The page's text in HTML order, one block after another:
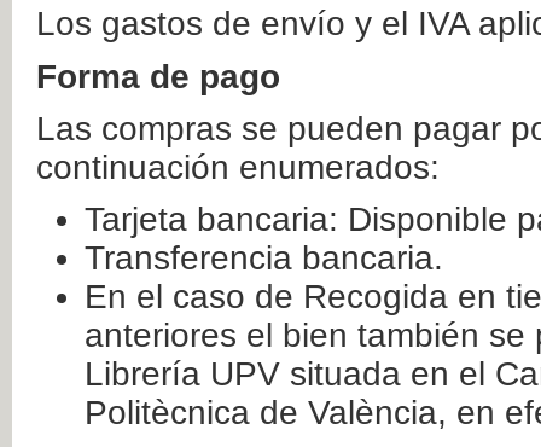
Los gastos de envío y el IVA
Forma de pago
Las compras se pueden pagar
continuación enumerados:
Tarjeta bancaria: Disponible
Transferencia bancaria.
En el caso de Recogida en
anteriores el bien también
Librería UPV situada en el
Politècnica de València, en